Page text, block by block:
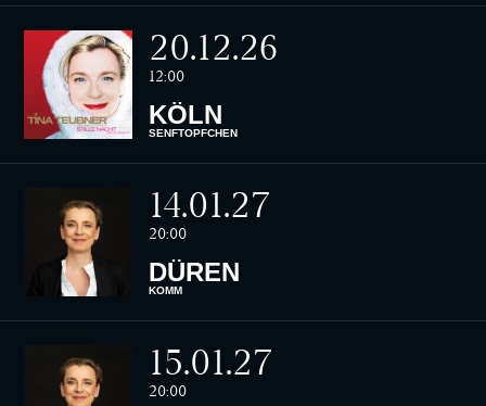
20.12.26
12:00
KÖLN
SENFTÖPFCHEN
14.01.27
20:00
DÜREN
KOMM
15.01.27
20:00